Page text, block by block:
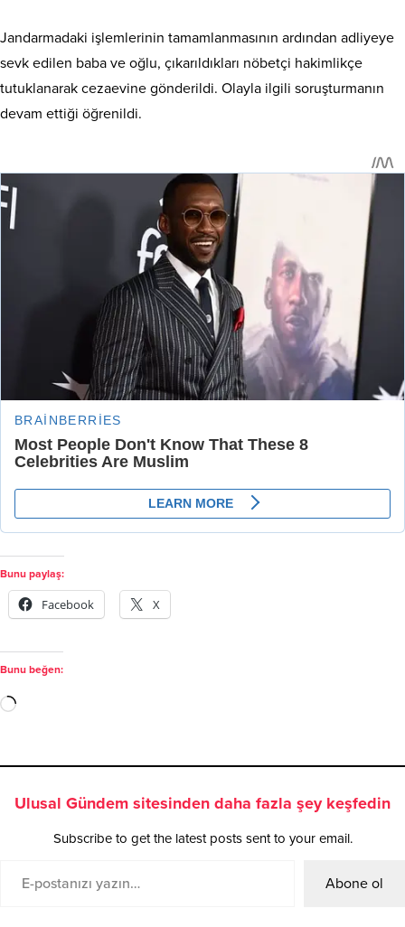
Jandarmadaki işlemlerinin tamamlanmasının ardından adliyeye
sevk edilen baba ve oğlu, çıkarıldıkları nöbetçi hakimlikçe
tutuklanarak cezaevine gönderildi. Olayla ilgili soruşturmanın
devam ettiği öğrenildi.
Bunu paylaş:
Facebook X
Bunu beğen:
Ulusal Gündem sitesinden daha fazla şey keşfedin
Subscribe to get the latest posts sent to your email.
Abone ol